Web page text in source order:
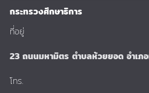
กระทรวงศึกษาธิการ
ที่อยู่
23 ถนนมหามิตร ตำบลห้วยยอด อำเ
โทร.